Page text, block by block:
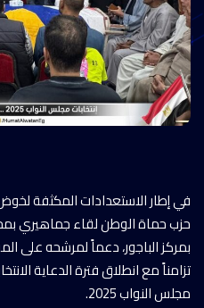
حزب حماة الوطن لقاء جماهيري
بمركز الباجور، دعماً لمرشحه على
تزامناً مع انطلاق فترة الدعاية
مجلس النواب 2025.